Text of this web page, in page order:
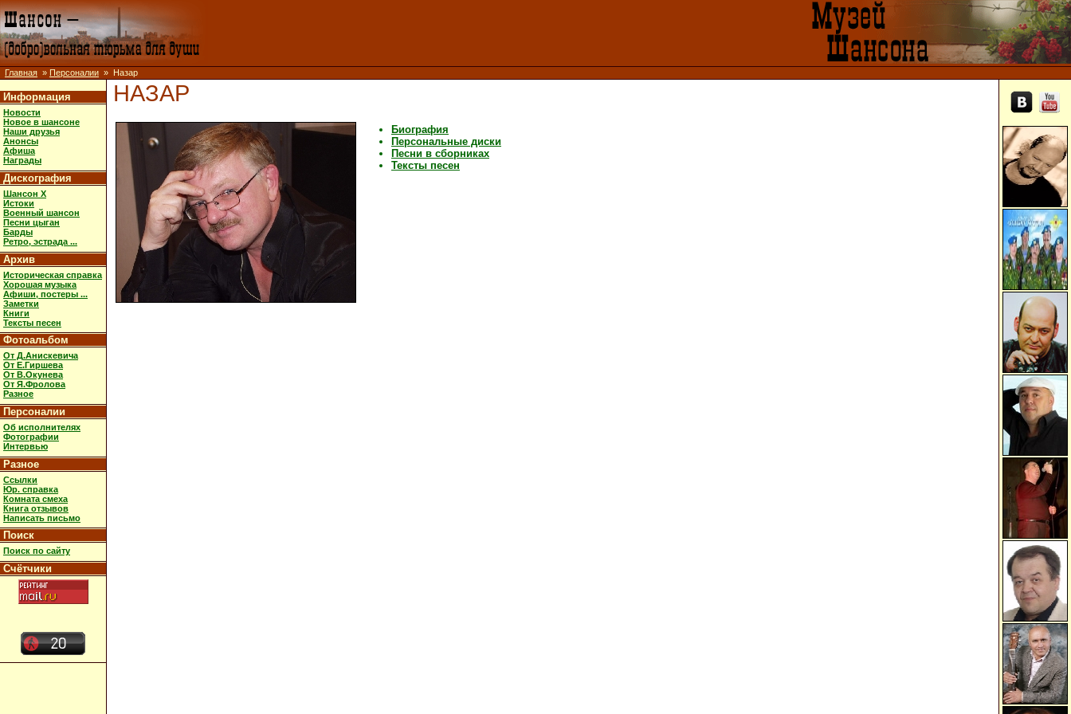
Главная » Персоналии » Назар
Информация
Новости
Новое в шансоне
Наши друзья
Анонсы
Афиша
Награды
Дискография
Шансон X
Истоки
Военный шансон
Песни цыган
Барды
Ретро, эстрада ...
Архив
Историческая справка
Хорошая музыка
Афиши, постеры ...
Заметки
Книги
Тексты песен
Фотоальбом
От Д.Анискевича
От Е.Гиршева
От В.Окунева
От Я.Фролова
Разное
Персоналии
Об исполнителях
Фотографии
Интервью
Разное
Ссылки
Юр. справка
Комната смеха
Книга отзывов
Написать письмо
Поиск
Поиск по сайту
Счётчики
НАЗАР
Биография
Персональные диски
Песни в сборниках
Тексты песен